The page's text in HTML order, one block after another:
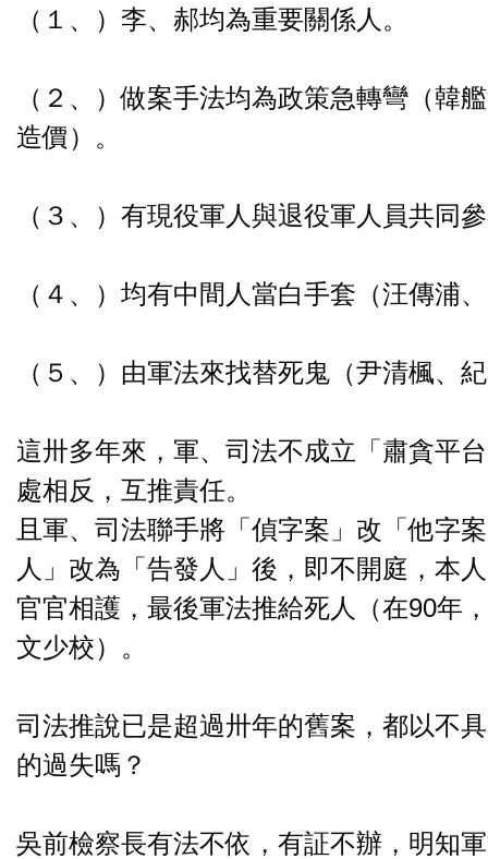
（１、）李、郝均為重要關係人。
（２、）做案手法均為政策急轉彎（韓
造價）。
（３、）有現役軍人與退役軍人員共同
（４、）均有中間人當白手套（汪傳浦
（５、）由軍法來找替死鬼（尹清楓、
這卅多年來，軍、司法不成立「肅貪平
處相反，互推責任。
且軍、司法聯手將「偵字案」改「他字
人」改為「告發人」後，即不開庭，本
官官相護，最後軍法推給死人（在90年
文少校）。
司法推說已是超過卅年的舊案，都以不
的過失嗎？
吳前檢察長有法不依，有証不辦，明知